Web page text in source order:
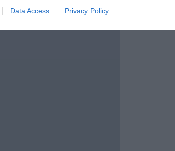
Data Access Privacy Policy